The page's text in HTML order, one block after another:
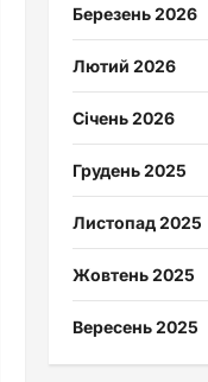
Березень 2026
Лютий 2026
Січень 2026
Грудень 2025
Листопад 2025
Жовтень 2025
Вересень 2025